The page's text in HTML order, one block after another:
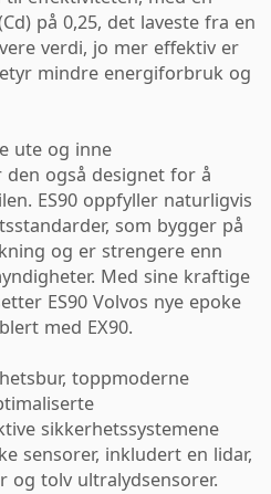
på 0,25, det laveste fra en
verdi, jo mer effektiv er
mindre energiforbruk og
ute og inne
den også designet for å
ES90 oppfyller naturligvis
som bygger på
og er strengere enn
Med sine kraftige
ES90 Volvos nye epoke
med EX90.
toppmoderne
sikkerhetssystemene
sensorer, inkludert en lidar,
og tolv ultralydsensorer.